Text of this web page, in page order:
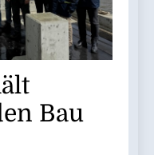
Bau